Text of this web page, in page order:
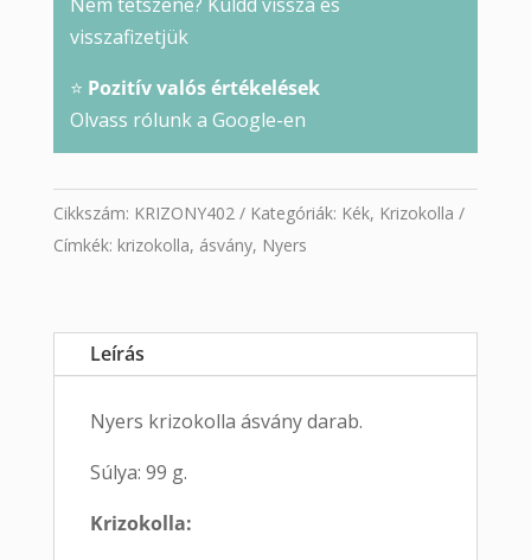
Nem tetszene? Küldd vissza és
visszafizetjük
⭐ Pozitív valós értékelések
Olvass rólunk a Google-en
Cikkszám: KRIZONY402 Kategóriák: Kék, Krizokolla
Címkék: krizokolla, ásvány, Nyers
Leírás
Nyers krizokolla ásvány darab.
Súlya: 99 g.
Krizokolla: